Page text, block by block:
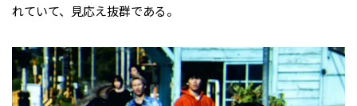
れていて、見応え抜群である。